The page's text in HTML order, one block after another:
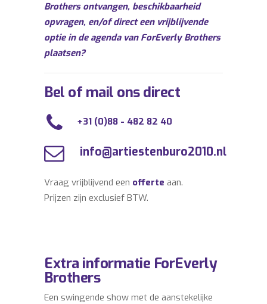
Brothers ontvangen, beschikbaarheid
opvragen, en/of direct een vrijblijvende
optie in de agenda van ForEverly Brothers
plaatsen?
Bel of mail ons direct
+31 (0)88 - 482 82 40
info@artiestenburo2010.nl
Vraag vrijblijvend een offerte aan.
Prijzen zijn exclusief BTW.
Extra informatie ForEverly
Brothers
Een swingende show met de aanstekelijke